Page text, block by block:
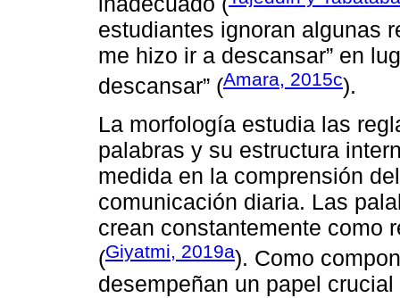
estudiantes ignoran algunas
me hizo ir a descansar” en
descansar” (Amara, 2015c).
La morfología estudia las
palabras y su estructura
medida en la comprensión
comunicación diaria. Las
crean constantemente como
(Giyatmi, 2019a). Como
desempeñan un papel